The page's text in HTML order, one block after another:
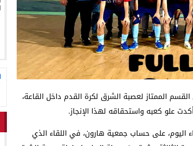
الممتاز لعصبة الشرق لكرة القدم داخل القاعة،
علو كعبه واستحقاقه لهذا الإنجاز.
على حساب جمعية هارون، في اللقاء الذي